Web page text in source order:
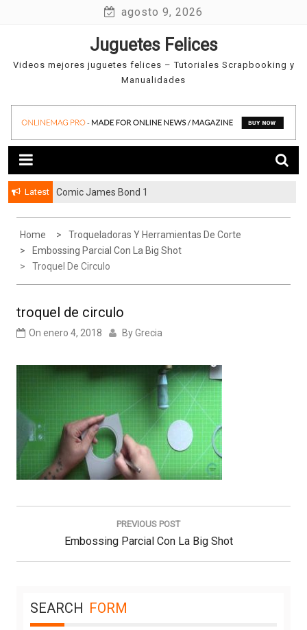
agosto 9, 2026
Juguetes Felices
Videos mejores juguetes felices – Tutoriales Scrapbooking y
Manualidades
Latest Comic James Bond 1
Home
Troqueladoras Y Herramientas De Corte
Embossing Parcial Con La Big Shot
Troquel De Circulo
troquel de circulo
On enero 4, 2018 ByGrecia
Navegación
PREVIOUS POST
Previous
Post:
Embossing Parcial Con La Big Shot
SEARCH FORM